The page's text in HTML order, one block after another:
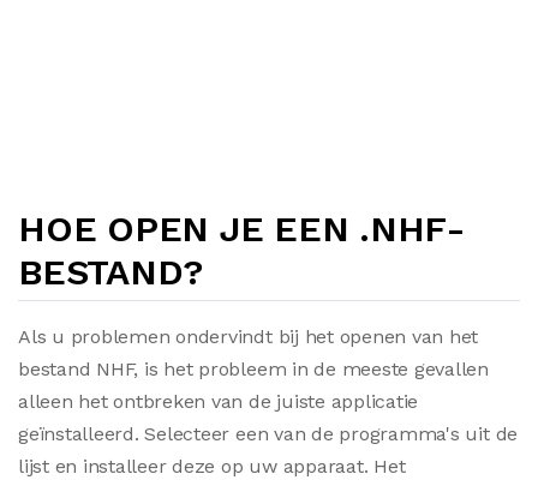
HOE OPEN JE EEN .NHF-
BESTAND?
Als u problemen ondervindt bij het openen van het
bestand NHF, is het probleem in de meeste gevallen
alleen het ontbreken van de juiste applicatie
geïnstalleerd. Selecteer een van de programma's uit de
lijst en installeer deze op uw apparaat. Het